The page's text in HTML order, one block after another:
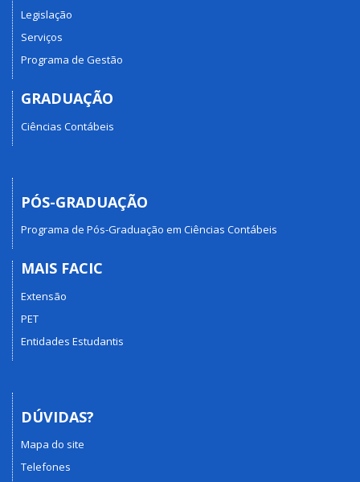
Legislação
Serviços
Programa de Gestão
GRADUAÇÃO
Ciências Contábeis
PÓS-GRADUAÇÃO
Programa de Pós-Graduação em Ciências Contábeis
MAIS FACIC
Extensão
PET
Entidades Estudantis
DÚVIDAS?
Mapa do site
Telefones